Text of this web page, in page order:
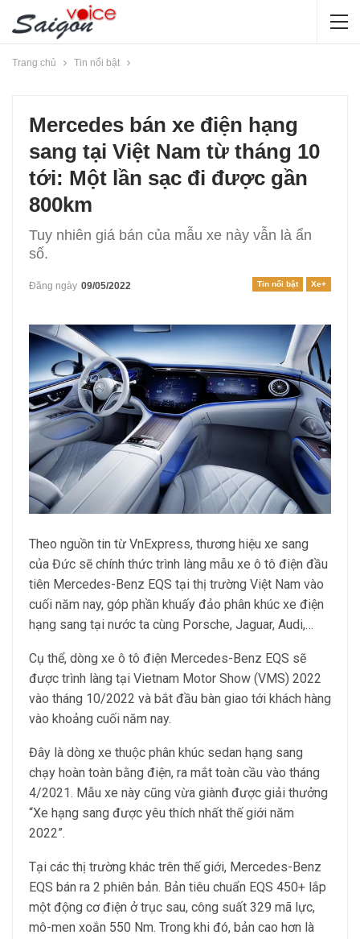
Trang chủ Tin nổi bật
Mercedes bán xe điện hạng
sang tại Việt Nam từ tháng 10
tới: Một lần sạc đi được gần
800km
Tuy nhiên giá bán của mẫu xe này vẫn là ẩn
số.
Tin nổi bật Xe+
Đăng ngày 09/05/2022
Theo nguồn tin từ VnExpress, thương hiệu xe sang
của Đức sẽ chính thức trình làng mẫu xe ô tô điện đầu
tiên Mercedes-Benz EQS tại thị trường Việt Nam vào
cuối năm nay, góp phần khuấy đảo phân khúc xe điện
hạng sang tại nước ta cùng Porsche, Jaguar, Audi,…
Cụ thể, dòng xe ô tô điện Mercedes-Benz EQS sẽ
được trình làng tại Vietnam Motor Show (VMS) 2022
vào tháng 10/2022 và bắt đầu bàn giao tới khách hàng
vào khoảng cuối năm nay.
Đây là dòng xe thuộc phân khúc sedan hạng sang
chạy hoàn toàn bằng điện, ra mắt toàn cầu vào tháng
4/2021. Mẫu xe này cũng vừa giành được giải thưởng
“Xe hạng sang được yêu thích nhất thế giới năm
2022”.
Tại các thị trường khác trên thế giới, Mercedes-Benz
EQS bán ra 2 phiên bản. Bản tiêu chuẩn EQS 450+ lắp
một động cơ điện ở trục sau, công suất 329 mã lực,
mô-men xoắn 550 Nm. Trong khi đó, bản cao hơn là